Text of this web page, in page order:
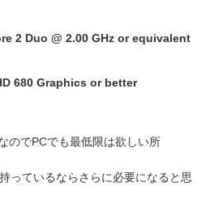
2 Duo @ 2.00 GHz or equivalent
680 Graphics or better
のでPCでも最低限は欲しい所
っているならさらに必要になると思